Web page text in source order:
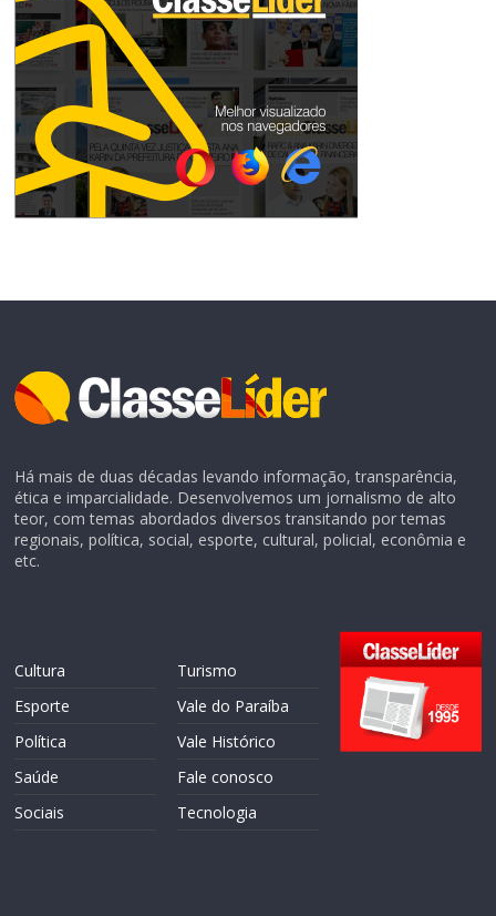
Há mais de duas décadas levando informação, transparência,
ética e imparcialidade. Desenvolvemos um jornalismo de alto
teor, com temas abordados diversos transitando por temas
regionais, política, social, esporte, cultural, policial, econômia e
etc.
Cultura
Esporte
Política
Saúde
Sociais
Turismo
Vale do Paraíba
Vale Histórico
Fale conosco
Tecnologia